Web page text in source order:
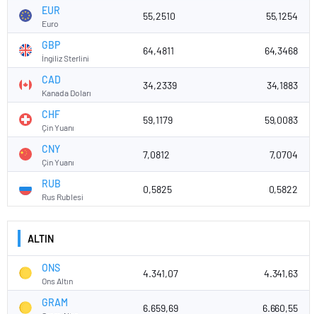
EUR
Euro
55,2510 55,1254
GBP
İngiliz Sterlini
64,4811 64,3468
CAD
Kanada Doları
34,2339 34,1883
CHF
Çin Yuanı
59,1179 59,0083
CNY
Çin Yuanı
7,0812 7,0704
RUB
Rus Rublesi
0,5825 0,5822
ALTIN
ONS
Ons Altın
4.341,07 4.341,63
GRAM 6.659,69 6.660,55